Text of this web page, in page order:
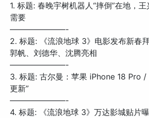
1. 标题: 春晚宇树机器人“摔倒”在地，
需要
———————-
2. 标题: 《流浪地球 3》电影发布新春
郭帆、刘德华、沈腾亮相
———————-
3. 标题: 古尔曼：苹果 iPhone 18 Pro /
更新”
———————-
4. 标题: 《流浪地球 3》万达影城贴片